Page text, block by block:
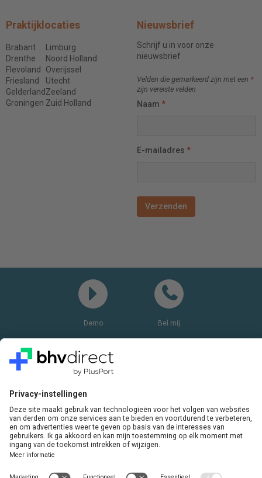
Praktijklocaties
Brabant
Drenthe
Flevoland
Friesland
Gelderland
Groningen
Limburg
Noord Holland
Overijssel
Utecht
Zeeland
Zuid Holland
Nieuwsbrief
Schrijf u in voor onze
nieuwsbrief
Velden die gemarkeerd zijn met een *
zijn vereiste velden
Naam *
E-mailadres *
Demo Bel mij
Vragen? Bel ons gerust:
+31(0)85 0719 500
LinkedIn